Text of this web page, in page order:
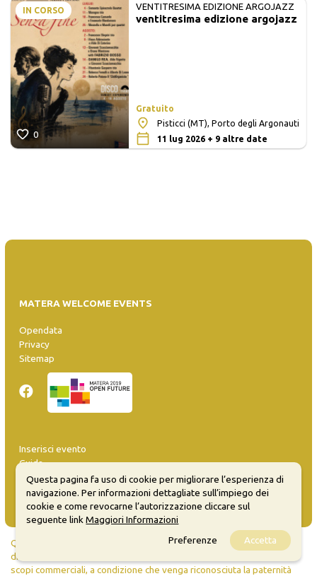
IN CORSO
0
VENTITRESIMA EDIZIONE ARGOJAZZ
ventitresima edizione argojazz
Gratuito
Pisticci (MT), Porto degli Argonauti
11 lug 2026 + 9 altre date
MATERA WELCOME EVENTS
Opendata
Privacy
Sitemap
Inserisci evento
Guida
FAQ
info@materaevents.it
Quanto realizzato è sottoposto a licenza CC-BY-SA che permette di
distribuire, modificare, creare opere derivate dall'originale, anche a
scopi commerciali, a condizione che venga riconosciuta la paternità
Questa pagina fa uso di cookie per migliorare l’esperienza di
navigazione. Per informazioni dettagliate sull’impiego dei
cookie e come revocarne l’autorizzazione cliccare sul
seguente linkMaggiori Informazioni
Preferenze
Accetta